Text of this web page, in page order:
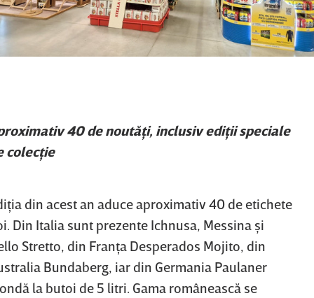
40 de noutăţi, inclusiv ediţii speciale
colecţie
din acest an aduce aproximativ 40 de etichete
Din Italia sunt prezente Ichnusa, Messina şi
Stretto, din Franţa Desperados Mojito, din
Bundaberg, iar din Germania Paulaner
la butoi de 5 litri. Gama românească se